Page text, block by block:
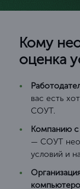
Кому
оценка
вас есть
СОУТ.
Компанию с
— СОУТ
условий и